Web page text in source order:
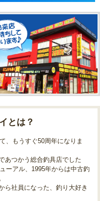
とは？
、もうすぐ50周年になりま
あつかう総合釣具店でした
ーアル、1995年からは中古釣
ら社員になった、釣り大好き